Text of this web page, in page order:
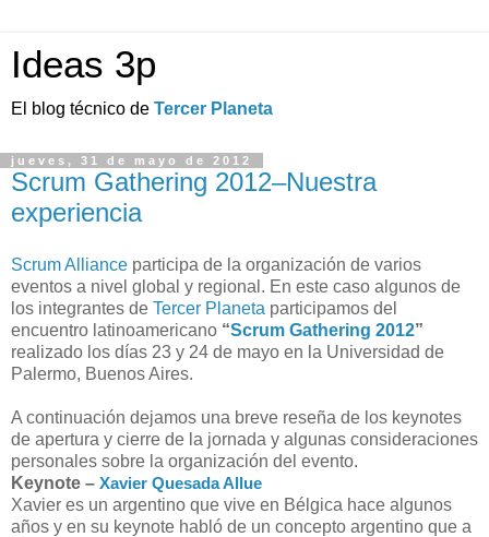
Ideas 3p
El blog técnico de Tercer Planeta
jueves, 31 de mayo de 2012
Scrum Gathering 2012–Nuestra
experiencia
Scrum Alliance participa de la organización de varios
eventos a nivel global y regional. En este caso algunos de
los integrantes de Tercer Planeta participamos del
encuentro latinoamericano “Scrum Gathering 2012”
realizado los días 23 y 24 de mayo en la Universidad de
Palermo, Buenos Aires.
A continuación dejamos una breve reseña de los keynotes
de apertura y cierre de la jornada y algunas consideraciones
personales sobre la organización del evento.
Keynote – Xavier Quesada Allue
Xavier es un argentino que vive en Bélgica hace algunos
años y en su keynote habló de un concepto argentino que a